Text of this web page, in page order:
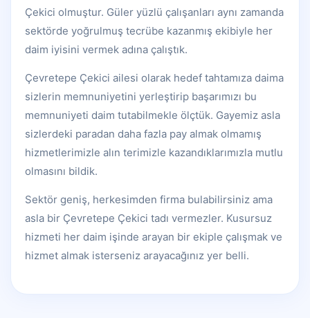
Çekici olmuştur. Güler yüzlü çalışanları aynı zamanda
sektörde yoğrulmuş tecrübe kazanmış ekibiyle her
daim iyisini vermek adına çalıştık.
Çevretepe Çekici ailesi olarak hedef tahtamıza daima
sizlerin memnuniyetini yerleştirip başarımızı bu
memnuniyeti daim tutabilmekle ölçtük. Gayemiz asla
sizlerdeki paradan daha fazla pay almak olmamış
hizmetlerimizle alın terimizle kazandıklarımızla mutlu
olmasını bildik.
Sektör geniş, herkesimden firma bulabilirsiniz ama
asla bir Çevretepe Çekici tadı vermezler. Kusursuz
hizmeti her daim işinde arayan bir ekiple çalışmak ve
hizmet almak isterseniz arayacağınız yer belli.